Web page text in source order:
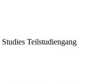
Teilstudiengang